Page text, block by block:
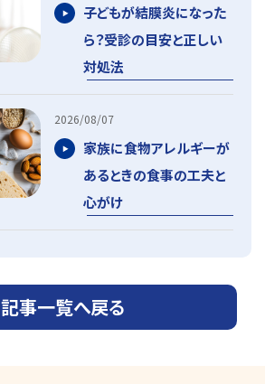
子どもが結膜炎になった
ら？受診の目安と正しい
対処法
2026/08/07
家族に食物アレルギーが
あるときの食事の工夫と
心がけ
記事一覧へ戻る